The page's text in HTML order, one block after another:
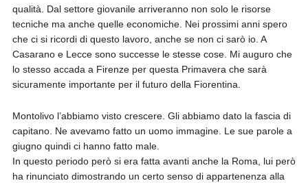
qualità. Dal settore giovanile arriveranno non solo le risorse
tecniche ma anche quelle economiche. Nei prossimi anni spero
che ci si ricordi di questo lavoro, anche se non ci sarò io. A
Casarano e Lecce sono successe le stesse cose. Mi auguro che
lo stesso accada a Firenze per questa Primavera che sarà
sicuramente importante per il futuro della Fiorentina.
Montolivo l’abbiamo visto crescere. Gli abbiamo dato la fascia di
capitano. Ne avevamo fatto un uomo immagine. Le sue parole a
giugno quindi ci hanno fatto male.
In questo periodo però si era fatta avanti anche la Roma, lui però
ha rinunciato dimostrando un certo senso di appartenenza alla